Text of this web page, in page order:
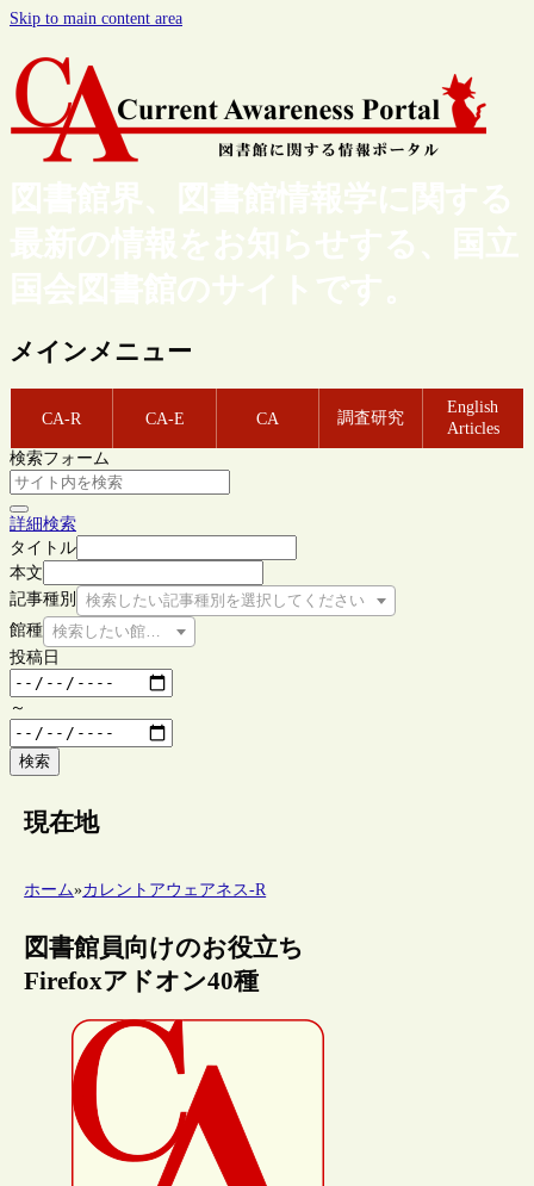
Skip to main content area
図書館界、図書館情報学に関する
最新の情報をお知らせする、国立
国会図書館のサイトです。
メインメニュー
CA-R CA-E CA 調査研究
English
Articles
検索フォーム
詳細検索
タイトル
本文
記事種別
検索したい記事種別を選択してください
館種 検索したい館種を選択してください
投稿日
～
検索
現在地
ホーム»カレントアウェアネス-R
図書館員向けのお役立ち
Firefoxアドオン40種